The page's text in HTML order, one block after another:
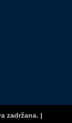
zadržana. |